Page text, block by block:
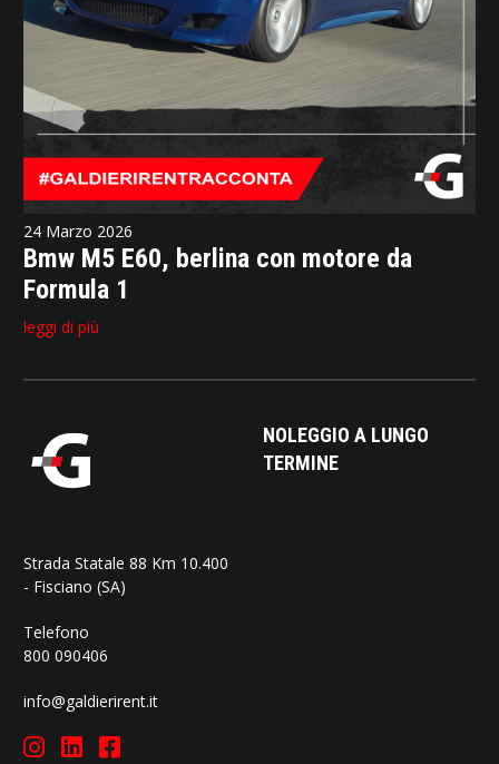
24 Marzo 2026
Bmw M5 E60, berlina con motore da
Formula 1
leggi di più
Strada Statale 88 Km 10.400
- Fisciano (SA)
Telefono
800 090406
info@galdierirent.it
NOLEGGIO A LUNGO
TERMINE